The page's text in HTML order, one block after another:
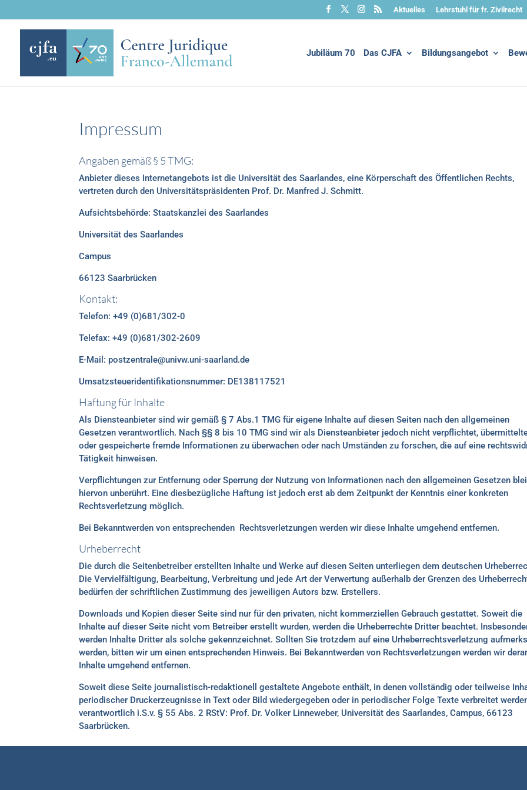
Aktuelles Lehrstuhl für fr. Zivilrecht
Jubiläum 70 Das CJFA Bildungsangebot
Impressum
Angaben gemäß § 5 TMG:
Anbieter dieses Internetangebots ist die Universität des Saarlandes, eine Körperschaft des Öffentlichen Rechts,
vertreten durch den Universitätspräsidenten Prof. Dr. Manfred J. Schmitt.
Aufsichtsbehörde: Staatskanzlei des Saarlandes
Universität des Saarlandes
Campus
66123 Saarbrücken
Kontakt:
Telefon: +49 (0)681/302-0
Telefax: +49 (0)681/302-2609
E-Mail: postzentrale@univw.uni-saarland.de
Umsatzsteueridentifikationsnummer: DE138117521
Haftung für Inhalte
Als Diensteanbieter sind wir gemäß § 7 Abs.1 TMG für eigene Inhalte auf diesen Seiten nach den allgemeinen
Gesetzen verantwortlich. Nach §§ 8 bis 10 TMG sind wir als Diensteanbieter jedoch nicht verpflichtet,
oder gespeicherte fremde Informationen zu überwachen oder nach Umständen zu forschen, die auf eine
Tätigkeit hinweisen.
Verpflichtungen zur Entfernung oder Sperrung der Nutzung von Informationen nach den allgemeinen Gesetzen
hiervon unberührt. Eine diesbezügliche Haftung ist jedoch erst ab dem Zeitpunkt der Kenntnis einer konkreten
Rechtsverletzung möglich.
Bei Bekanntwerden von entsprechenden Rechtsverletzungen werden wir diese Inhalte umgehend entfernen.
Urheberrecht
Die durch die Seitenbetreiber erstellten Inhalte und Werke auf diesen Seiten unterliegen dem deutschen
Die Vervielfältigung, Bearbeitung, Verbreitung und jede Art der Verwertung außerhalb der Grenzen des
bedürfen der schriftlichen Zustimmung des jeweiligen Autors bzw. Erstellers.
Downloads und Kopien dieser Seite sind nur für den privaten, nicht kommerziellen Gebrauch gestattet. Soweit die
Inhalte auf dieser Seite nicht vom Betreiber erstellt wurden, werden die Urheberrechte Dritter beachtet.
werden Inhalte Dritter als solche gekennzeichnet. Sollten Sie trotzdem auf eine Urheberrechtsverletzung
werden, bitten wir um einen entsprechenden Hinweis. Bei Bekanntwerden von Rechtsverletzungen werden wir
Inhalte umgehend entfernen.
Soweit diese Seite journalistisch-redaktionell gestaltete Angebote enthält, in denen vollständig oder teilweise
periodischer Druckerzeugnisse in Text oder Bild wiedergegeben oder in periodischer Folge Texte verbreitet
verantwortlich i.S.v. § 55 Abs. 2 RStV: Prof. Dr. Volker Linneweber, Universität des Saarlandes, Campus, 66123
Saarbrücken.